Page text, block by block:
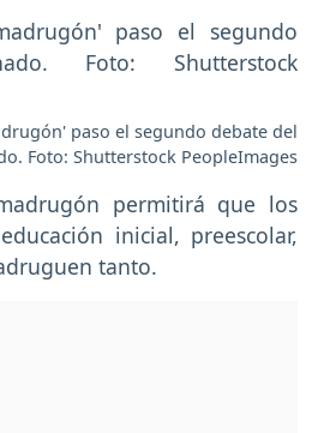
paso el segundo debate del
Foto: Shutterstock PeopleImages
permitirá que los
inicial, preescolar,
tanto.